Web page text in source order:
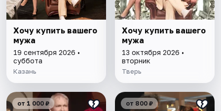
Хочу купить вашего
мужа
19 сентября 2026 •
суббота
Казань
Хочу купить вашего
мужа
13 октября 2026 •
вторник
Тверь
от 1 000 ₽ от 800 ₽